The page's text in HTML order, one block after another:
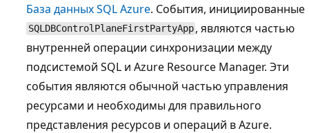
База данных SQL Azure. События, инициированные
SQLDBControlPlaneFirstPartyApp , являются частью
внутренней операции синхронизации между
подсистемой SQL и Azure Resource Manager. Эти
события являются обычной частью управления
ресурсами и необходимы для правильного
представления ресурсов и операций в Azure.